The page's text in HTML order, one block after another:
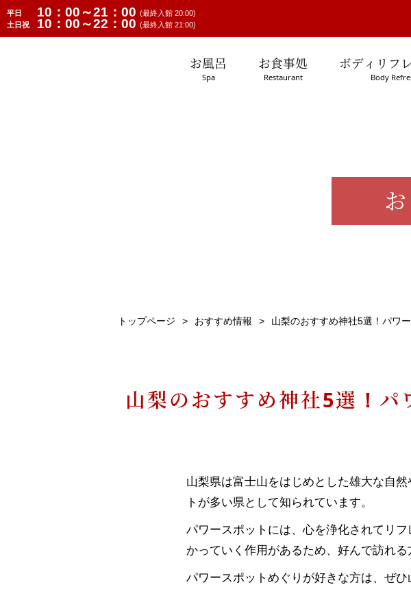
平日 10：00～21：00 (最終入館 20:00)
土日祝 10：00～22：00 (最終入館 21:00)
お風呂
Spa
お食事処
Restaurant
ボディリフ
Body
トップページ おすすめ情報 山梨のおすすめ神社5選！パワ
山梨のおすすめ神社5選！
山梨県は富士山をはじめとした雄大な自
トが多い県として知られています。
パワースポットには、心を浄化されてリ
かっていく作用があるため、好んで訪れる
パワースポットめぐりが好きな方は、ぜひ